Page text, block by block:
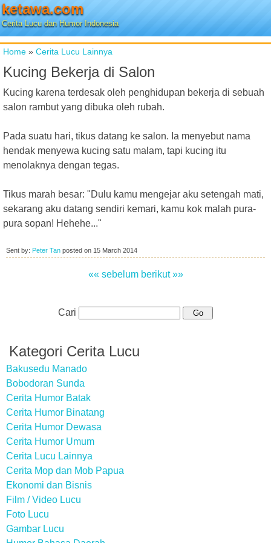
ketawa.com
Cerita Lucu dan Humor Indonesia
Home » Cerita Lucu Lainnya
Kucing Bekerja di Salon
Kucing karena terdesak oleh penghidupan bekerja di sebuah
salon rambut yang dibuka oleh rubah.
Pada suatu hari, tikus datang ke salon. Ia menyebut nama
hendak menyewa kucing satu malam, tapi kucing itu
menolaknya dengan tegas.
Tikus marah besar: "Dulu kamu mengejar aku setengah mati,
sekarang aku datang sendiri kemari, kamu kok malah pura-
pura sopan! Hehehe..."
Sent by: Peter Tan posted on 15 March 2014
«« sebelum berikut »»
Cari
Kategori Cerita Lucu
Bakusedu Manado
Bobodoran Sunda
Cerita Humor Batak
Cerita Humor Binatang
Cerita Humor Dewasa
Cerita Humor Umum
Cerita Lucu Lainnya
Cerita Mop dan Mob Papua
Ekonomi dan Bisnis
Film / Video Lucu
Foto Lucu
Gambar Lucu